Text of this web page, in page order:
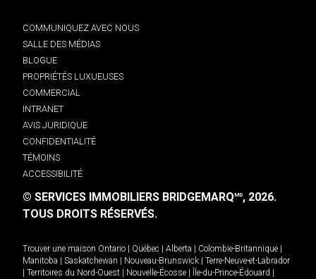
COMMUNIQUEZ AVEC NOUS
SALLE DES MÉDIAS
BLOGUE
PROPRIÉTÉS LUXUEUSES
COMMERCIAL
INTRANET
AVIS JURIDIQUE
CONFIDENTIALITÉ
TÉMOINS
ACCESSIBILITÉ
© SERVICES IMMOBILIERS BRIDGEMARQMD, 2026.
TOUS DROITS RÉSERVÉS.
Trouver une maison Ontario Québec Alberta Colombie-Britannique
Manitoba
Saskatchewan Nouveau-Brunswick
Terre-Neuve-et-Labrador
Territoires du Nord-Ouest Nouvelle-Écosse Île-du-Prince-Édouard